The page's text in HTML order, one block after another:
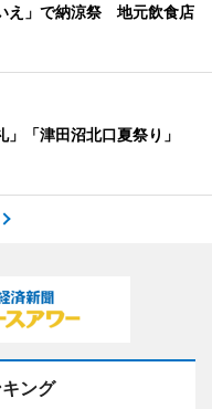
え」で納涼祭 地元飲食店
」「津田沼北口夏祭り」
ング